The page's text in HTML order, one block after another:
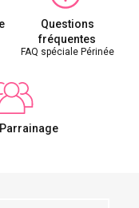
Questions
fréquentes
FAQ spéciale Périnée